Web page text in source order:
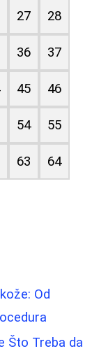
27 28
36 37
45 46
54 55
63 64
Od
Što Treba da